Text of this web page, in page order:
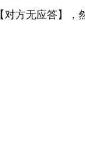
方无应答】，